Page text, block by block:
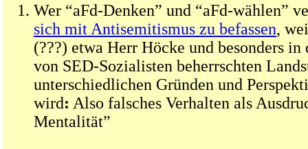
Wer “aFd-Denken” und “aFd-wählen”
sich mit Antisemitismus zu befassen,
(???) etwa Herr Höcke und besonders in
von SED-Sozialisten beherrschten
unterschiedlichen Gründen und
wird: Also falsches Verhalten als
Mentalität”